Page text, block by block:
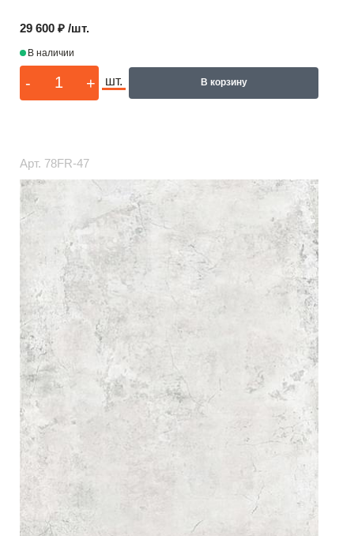
29 600 ₽ /шт.
В наличии
- + шт. В корзину
Арт. 78FR-47